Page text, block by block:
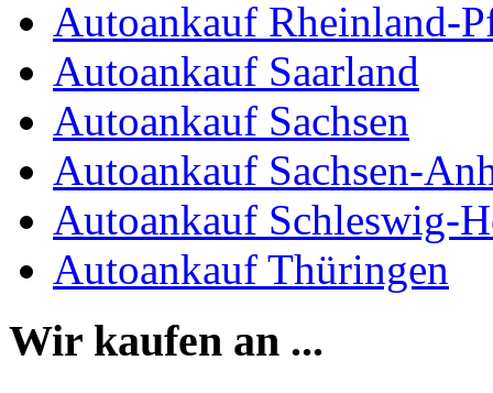
Autoankauf Rheinland-
Autoankauf Saarland
Autoankauf Sachsen
Autoankauf Sachsen-
Autoankauf Schleswig-
Autoankauf Thüringen
Wir kaufen an ...